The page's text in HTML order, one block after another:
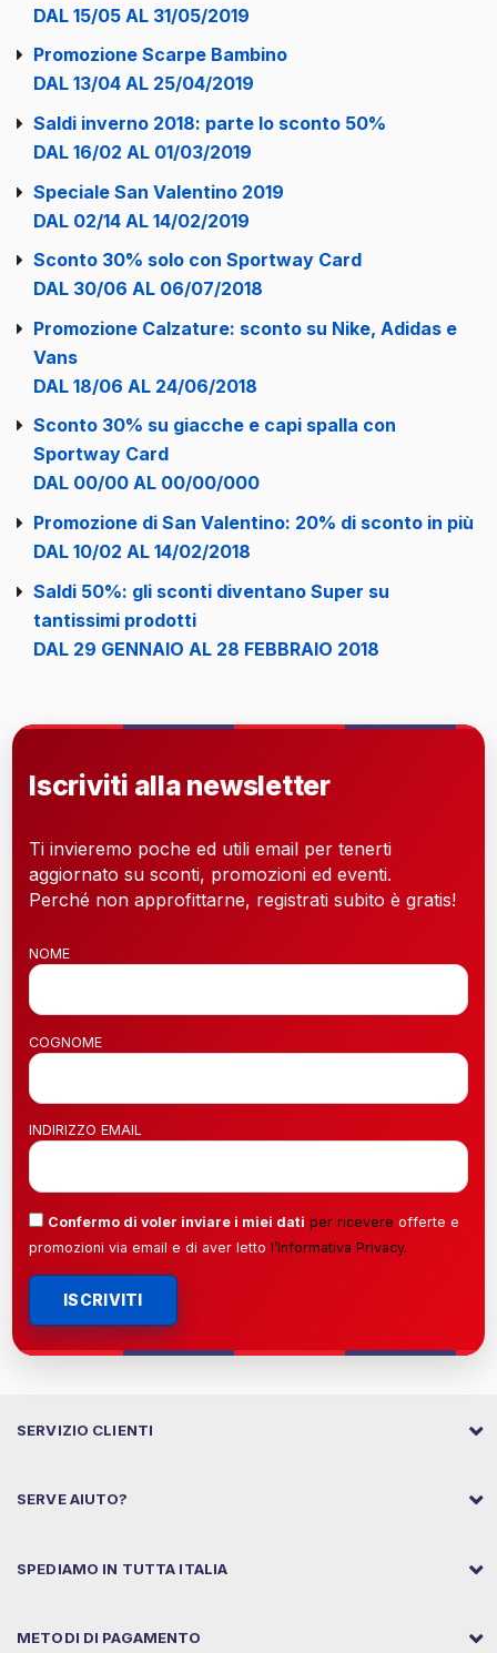
DAL 15/05 AL 31/05/2019
Promozione Scarpe Bambino
DAL 13/04 AL 25/04/2019
Saldi inverno 2018: parte lo sconto 50%
DAL 16/02 AL 01/03/2019
Speciale San Valentino 2019
DAL 02/14 AL 14/02/2019
Sconto 30% solo con Sportway Card
DAL 30/06 AL 06/07/2018
Promozione Calzature: sconto su Nike, Adidas e
Vans
DAL 18/06 AL 24/06/2018
Sconto 30% su giacche e capi spalla con
Sportway Card
DAL 00/00 AL 00/00/000
Promozione di San Valentino: 20% di sconto in più
DAL 10/02 AL 14/02/2018
Saldi 50%: gli sconti diventano Super su
tantissimi prodotti
DAL 29 GENNAIO AL 28 FEBBRAIO 2018
Iscriviti alla newsletter
Ti invieremo poche ed utili email per tenerti
aggiornato su sconti, promozioni ed eventi.
Perché non approfittarne, registrati subito è gratis!
NOME
COGNOME
INDIRIZZO EMAIL
Confermo di voler inviare i miei dati per ricevere offerte e
promozioni via email e di aver letto l’Informativa Privacy.
ISCRIVITI
SERVIZIO CLIENTI
SERVE AIUTO?
SPEDIAMO IN TUTTA ITALIA
METODI DI PAGAMENTO